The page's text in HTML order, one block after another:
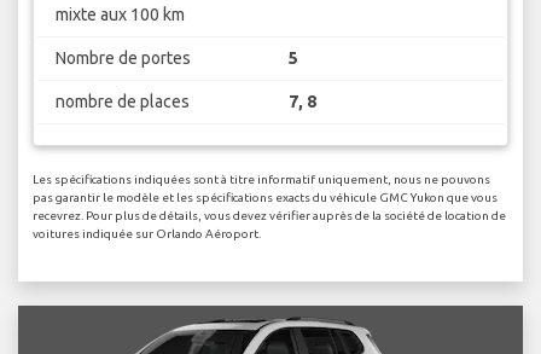
mixte aux 100 km
Nombre de portes 5
nombre de places 7, 8
Les spécifications indiquées sont à titre informatif uniquement, nous ne pouvons
pas garantir le modèle et les spécifications exacts du véhicule GMC Yukon que vous
recevrez. Pour plus de détails, vous devez vérifier auprès de la société de location de
voitures indiquée sur Orlando Aéroport.